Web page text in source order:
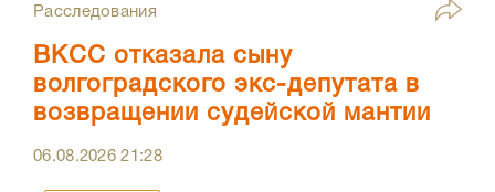
Расследования
ВКСС отказала сыну
волгоградского экс-депутата в
возвращении судейской мантии
06.08.202621:28